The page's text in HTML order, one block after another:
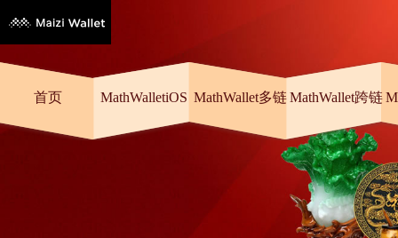
首页 MathWalletiOS MathWallet多链 MathWallet跨链